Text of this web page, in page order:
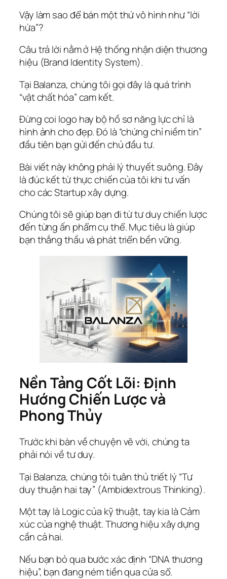
Vậy làm sao để bán một thứ vô hình như “lời
hứa”?
Câu trả lời nằm ở Hệ thống nhận diện thương
hiệu (Brand Identity System).
Tại Balanza, chúng tôi gọi đây là quá trình
“vật chất hóa” cam kết.
Đừng coi logo hay bộ hồ sơ năng lực chỉ là
hình ảnh cho đẹp. Đó là “chứng chỉ niềm tin”
đầu tiên bạn gửi đến chủ đầu tư.
Bài viết này không phải lý thuyết suông. Đây
là đúc kết từ thực chiến của tôi khi tư vấn
cho các Startup xây dựng.
Chúng tôi sẽ giúp bạn đi từ tư duy chiến lược
đến từng ấn phẩm cụ thể. Mục tiêu là giúp
bạn thắng thầu và phát triển bền vững.
Nền Tảng Cốt Lõi: Định
Hướng Chiến Lược và
Phong Thủy
Trước khi bàn về chuyện vẽ vời, chúng ta
phải nói về tư duy.
Tại Balanza, chúng tôi tuân thủ triết lý “Tư
duy thuận hai tay” (Ambidextrous Thinking).
Một tay là Logic của kỹ thuật, tay kia là Cảm
xúc của nghệ thuật. Thương hiệu xây dựng
cần cả hai.
Nếu bạn bỏ qua bước xác định “DNA thương
hiệu”, bạn đang ném tiền qua cửa sổ.